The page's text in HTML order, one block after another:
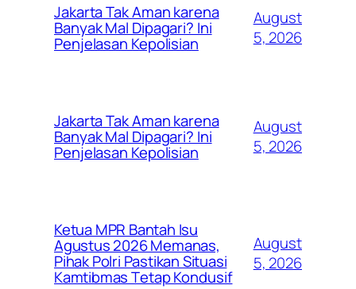
Jakarta Tak Aman karena
Banyak Mal Dipagari? Ini
Penjelasan Kepolisian
August
5, 2026
Jakarta Tak Aman karena
Banyak Mal Dipagari? Ini
Penjelasan Kepolisian
August
5, 2026
Ketua MPR Bantah Isu
Agustus 2026 Memanas,
Pihak Polri Pastikan Situasi
Kamtibmas Tetap Kondusif
August
5, 2026